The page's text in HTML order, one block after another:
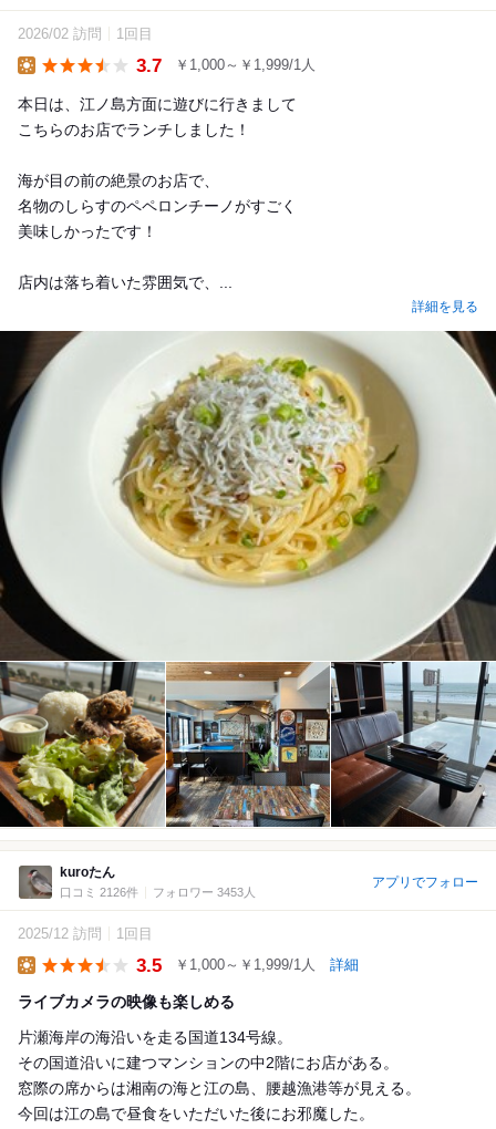
2026/02 訪問 1回目
3.7 ￥1,000～￥1,999/1人
本日は、江ノ島方面に遊びに行きまして
こちらのお店でランチしました！
海が目の前の絶景のお店で、
名物のしらすのペペロンチーノがすごく
美味しかったです！
店内は落ち着いた雰囲気で、...
詳細を見る
kuroたん
口コミ 2126件 フォロワー 3453人
アプリでフォロー
2025/12 訪問 1回目
3.5 ￥1,000～￥1,999/1人 詳細
ライブカメラの映像も楽しめる
片瀬海岸の海沿いを走る国道134号線。
その国道沿いに建つマンションの中2階にお店がある。
窓際の席からは湘南の海と江の島、腰越漁港等が見える。
今回は江の島で昼食をいただいた後にお邪魔した。